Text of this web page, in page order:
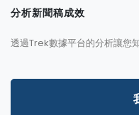
分析新聞稿成效
透過Trek數據平台的分析讓您